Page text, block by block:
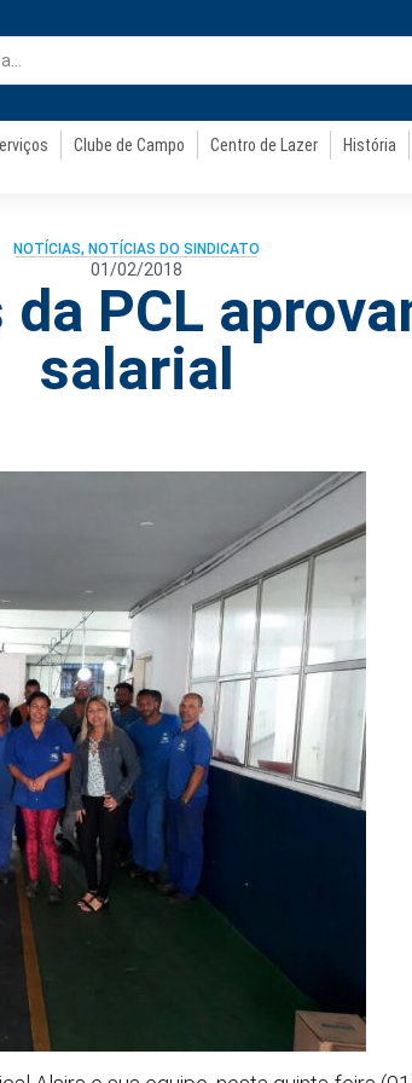
Clube de Campo Centro de Lazer
História
NOTÍCIAS, NOTÍCIAS DO SINDICATO
01/02/2018
PCL
salarial